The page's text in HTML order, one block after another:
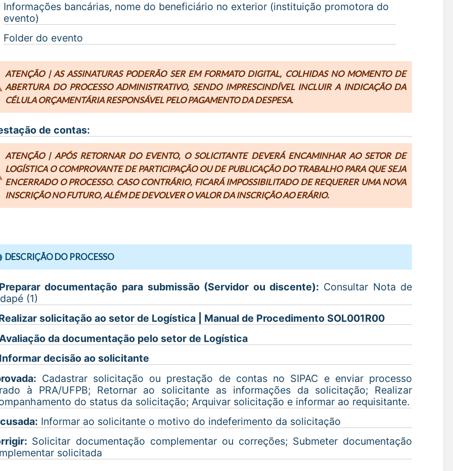
Informações bancárias, nome do beneficiário no exterior (instituição promotora do
evento)
Folder do evento
ATENÇÃO | AS ASSINATURAS PODERÃO SER EM FORMATO DIGITAL, COLHIDAS NO MOMENTO DE
ABERTURA DO PROCESSO ADMINISTRATIVO, SENDO IMPRESCINDÍVEL INCLUIR A INDICAÇÃO DA
CÉLULA ORÇAMENTÁRIA RESPONSÁVEL PELO PAGAMENTO DA DESPESA.
de contas:
ATENÇÃO | APÓS RETORNAR DO EVENTO, O SOLICITANTE DEVERÁ ENCAMINHAR AO SETOR DE
LOGÍSTICA O COMPROVANTE DE PARTICIPAÇÃO OU DE PUBLICAÇÃO DO TRABALHO PARA QUE SEJA
ENCERRADO O PROCESSO. CASO CONTRÁRIO, FICARÁ IMPOSSIBILITADO DE REQUERER UMA NOVA
INSCRIÇÃO NO FUTURO, ALÉM DE DEVOLVER O VALOR DA INSCRIÇÃO AO ERÁRIO.
DESCRIÇÃO DO PROCESSO
documentação para submissão (Servidor ou discente): Consultar Nota de
(1)
solicitação ao setor de Logística | Manual de Procedimento SOL001R00
da documentação pelo setor de Logística
decisão ao solicitante
Cadastrar solicitação ou prestação de contas no SIPAC e enviar processo
à PRA/UFPB; Retornar ao solicitante as informações da solicitação; Realizar
do status da solicitação; Arquivar solicitação e informar ao requisitante.
Informar ao solicitante o motivo do indeferimento da solicitação
Solicitar documentação complementar ou correções; Submeter documentação
solicitada